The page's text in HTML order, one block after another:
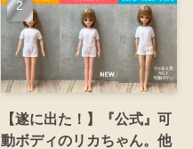
【遂に出た！】『公式』可
動ボディのリカちゃん。他